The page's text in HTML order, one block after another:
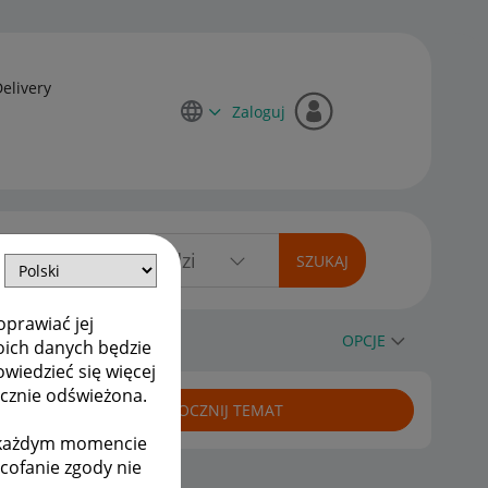
jej
danych będzie
się więcej
odświeżona.
momencie
zgody nie
Zaloguj
OPCJE
ROZPOCZNIJ TEMAT